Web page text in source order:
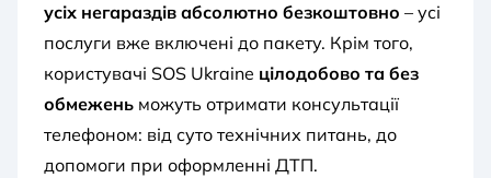
усіх негараздів абсолютно безкоштовно – усі
послуги вже включені до пакету. Крім того,
користувачі SOS Ukraine цілодобово та без
обмежень можуть отримати консультації
телефоном: від суто технічних питань, до
допомоги при оформленні ДТП.